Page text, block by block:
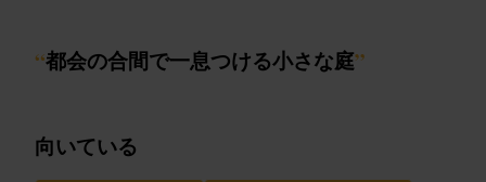
“都会の合間で一息つける小さな庭”
向いている